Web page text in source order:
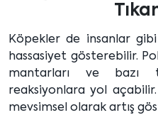
Köpekler de insanlar
hassasiyet gösterebilir.
mantarları ve bazı
reaksiyonlara yol
mevsimsel olarak artış